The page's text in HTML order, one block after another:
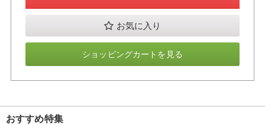
お気に入り
ショッピングカートを見る
おすすめ特集